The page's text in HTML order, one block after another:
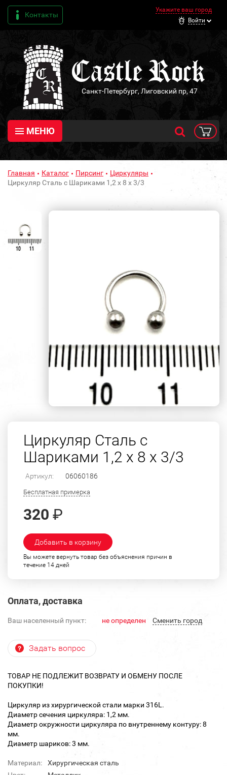
Контакты
Укажите ваш город
Войти
Санкт-Петербург, Лиговский пр, 47
МЕНЮ
Главная Каталог Пирсинг
Циркуляры
Циркуляр Сталь с Шариками 1,2 х 8 х 3/3
Циркуляр Сталь с
Шариками 1,2 х 8 х 3/3
Артикул: 06060186
Бесплатная примерка
320 ₽
Добавить в корзину
Вы можете вернуть товар без объяснения причин в
течение 14 дней
Оплата, доставка
Ваш населенный пункт: не определен Cменить город
Задать вопрос
ТОВАР НЕ ПОДЛЕЖИТ ВОЗВРАТУ И ОБМЕНУ ПОСЛЕ
ПОКУПКИ!
Циркуляр из хирургической стали марки 316L.
Диаметр сечения циркуляра: 1,2 мм.
Диаметр окружности циркуляра по внутреннему контуру: 8
мм.
Диаметр шариков: 3 мм.
Материал:
Хирургическая сталь